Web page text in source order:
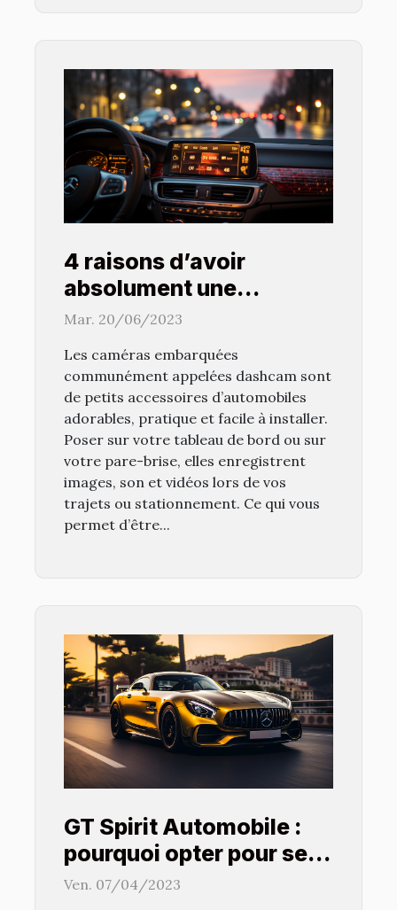
4 raisons d’avoir
absolument une
dashcam dans sa voiture
Mar. 20/06/2023
Les caméras embarquées
communément appelées dashcam sont
de petits accessoires d’automobiles
adorables, pratique et facile à installer.
Poser sur votre tableau de bord ou sur
votre pare-brise, elles enregistrent
images, son et vidéos lors de vos
trajets ou stationnement. Ce qui vous
permet d’être...
GT Spirit Automobile :
pourquoi opter pour ses
modèles récents ?
Ven. 07/04/2023